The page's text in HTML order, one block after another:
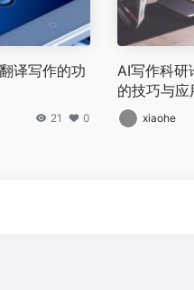
译写作的功
21 0
AI写作科研
的技巧与应
xiaohe